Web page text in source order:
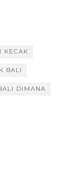
KECAK
BALI
DIMANA